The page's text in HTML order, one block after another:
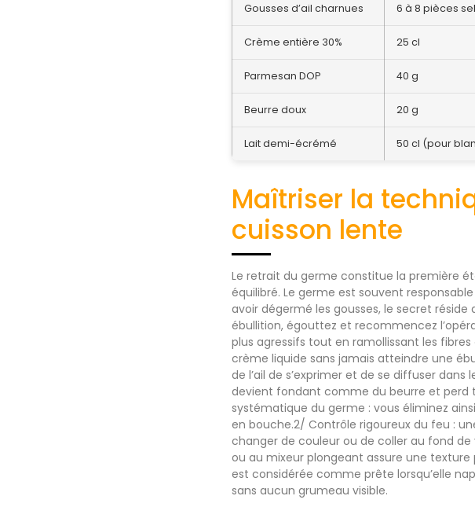
Gousses d’ail charnues 6 à 8 pièces
Crème entière 30% 25 cl
Parmesan DOP 40 g
Beurre doux 20 g
Lait demi-écrémé 50 cl (pour
Maîtriser la
cuisson lente
Le retrait du germe constitue la première
équilibré. Le germe est souvent
avoir dégermé les gousses, le secret
ébullition, égouttez et recommencez
plus agressifs tout en ramollissant les fibres
crème liquide sans jamais atteindre une
de l’ail de s’exprimer et de se diffuser
devient fondant comme du beurre et perd
systématique du germe : vous éliminez
en bouche.2/ Contrôle rigoureux du feu :
changer de couleur ou de coller au fond
ou au mixeur plongeant assure une
est considérée comme prête lorsqu’elle
sans aucun grumeau visible.